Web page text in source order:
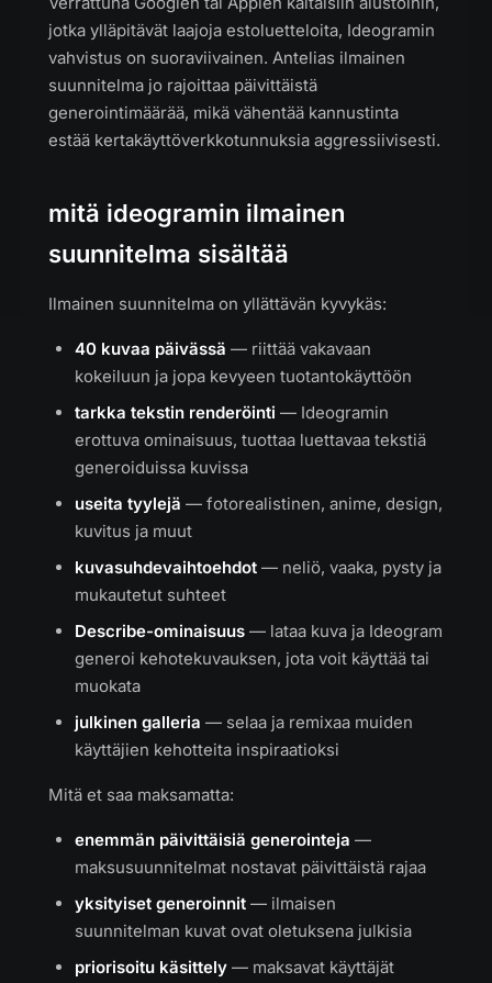
jotka ylläpitävät laajoja estoluetteloita, Ideogramin
vahvistus on suoraviivainen. Antelias ilmainen
suunnitelma jo rajoittaa päivittäistä
generointimäärää, mikä vähentää kannustinta
estää kertakäyttöverkkotunnuksia aggressiivisesti.
mitä ideogramin ilmainen
suunnitelma sisältää
Ilmainen suunnitelma on yllättävän kyvykäs:
40 kuvaa päivässä — riittää vakavaan
kokeiluun ja jopa kevyeen tuotantokäyttöön
tarkka tekstin renderöinti — Ideogramin
erottuva ominaisuus, tuottaa luettavaa tekstiä
generoiduissa kuvissa
useita tyylejä — fotorealistinen, anime, design,
kuvitus ja muut
kuvasuhdevaihtoehdot — neliö, vaaka, pysty ja
mukautetut suhteet
Describe-ominaisuus — lataa kuva ja Ideogram
generoi kehotekuvauksen, jota voit käyttää tai
muokata
julkinen galleria — selaa ja remixaa muiden
käyttäjien kehotteita inspiraatioksi
Mitä et saa maksamatta:
enemmän päivittäisiä generointeja —
maksusuunnitelmat nostavat päivittäistä rajaa
yksityiset generoinnit — ilmaisen
suunnitelman kuvat ovat oletuksena julkisia
priorisoitu käsittely — maksavat käyttäjät